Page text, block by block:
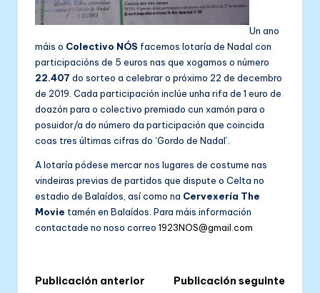
Un ano
máis o Colectivo NÓS facemos lotaría de Nadal con
participacións de 5 euros nas que xogamos o número
22.407 do sorteo a celebrar o próximo 22 de decembro
de 2019. Cada participación inclúe unha rifa de 1 euro de
doazón para o colectivo premiado cun xamón para o
posuidor/a do número da participación que coincida
coas tres últimas cifras do ‘Gordo de Nadal’.
A lotaría pódese mercar nos lugares de costume nas
vindeiras previas de partidos que dispute o Celta no
estadio de Balaídos, así como na Cervexería The
Movie tamén en Balaídos. Para máis información
contactade no noso correo 1923NOS@gmail.com
Post
Publicación anterior
Publicación seguinte